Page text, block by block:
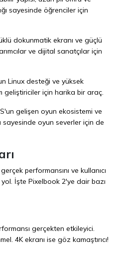
sayesinde öğrenciler için
dokunmatik ekranı ve güçlü
ve dijital sanatçılar için
Linux desteği ve yüksek
geliştiriciler için harika bir araç.
gelişen oyun ekosistemi ve
sayesinde oyun severler için de
performansını ve kullanıcı
İşte Pixelbook 2'ye dair bazı
gerçekten etkileyici.
4K ekranı ise göz kamaştırıcı!